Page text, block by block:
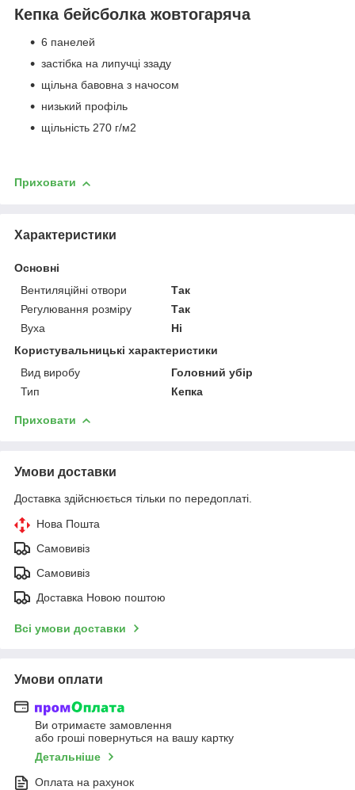
Кепка бейсболка жовтогаряча
6 панелей
застібка на липучці ззаду
щільна бавовна з начосом
низький профіль
щільність 270 г/м2
Приховати
Характеристики
Основні
Вентиляційні отвори
Так
Регулювання розміру
Так
Вуха
Ні
Користувальницькі характеристики
Вид виробу
Головний убір
Тип
Кепка
Приховати
Умови доставки
Доставка здійснюється тільки по передоплаті.
Нова Пошта
Самовивіз
Самовивіз
Доставка Новою поштою
Всі умови доставки
Умови оплати
Ви отримаєте замовлення
або гроші повернуться на вашу картку
Детальніше
Оплата на рахунок